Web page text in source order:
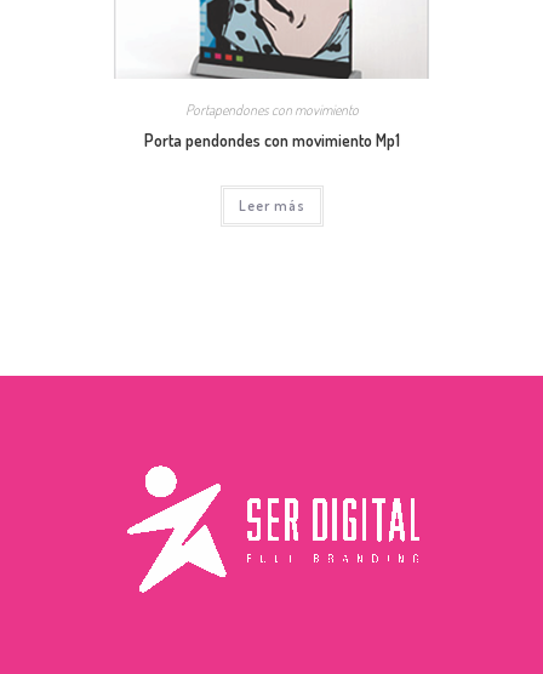
Portapendones con movimiento
Porta pendondes con movimiento Mp1
Leer más